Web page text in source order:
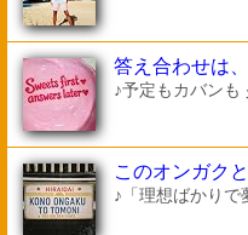
答え合わせは
♪予定もカバンも
このオンガク
♪「理想ばかりで